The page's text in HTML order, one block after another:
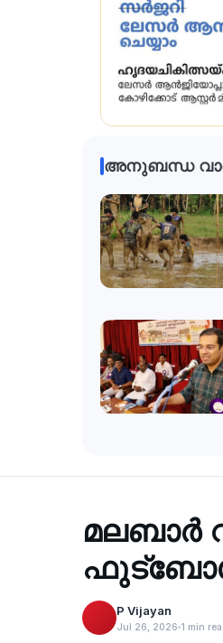
അനുബന്ധ
‹
മലബാര്‍
P Vijayan
Jul 26, 2026 1 min